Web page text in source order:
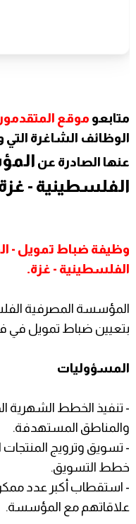
متابعو موقع
الوظائف الشاغرة
عنها الصادرة عن
الفلسطينية -
وظيفة ضباط تمويل -
الفلسطينية - غزة.
المؤسسة المصرفية
بتعيين ضباط تمويل في
المسؤوليات
- تنفيذ الخطط الشهرية
والمناطق المستهدفة.
- تسويق وترويج المنتجات
خطط التسويق.
- استقطاب أكبر عدد
علاقاتهم مع المؤسسة.